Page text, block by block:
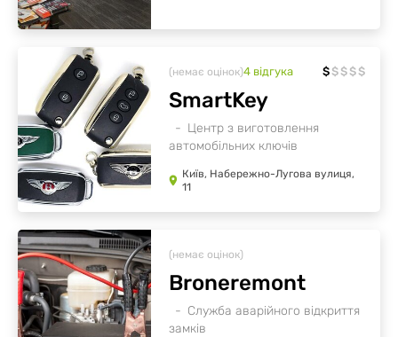
(немає оцінок)4 відгукa $ $ $ $ $
Центр з виготовлення
автомобільних ключів
SmartKey
Київ, Набережно-Лугова вулиця,
11
(немає оцінок)
Служба аварійного відкриття
замків
Broneremont